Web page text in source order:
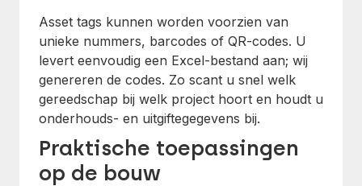
Asset tags kunnen worden voorzien van
unieke nummers, barcodes of QR-codes. U
levert eenvoudig een Excel-bestand aan; wij
genereren de codes. Zo scant u snel welk
gereedschap bij welk project hoort en houdt u
onderhouds- en uitgiftegegevens bij.
Praktische toepassingen
op de bouw